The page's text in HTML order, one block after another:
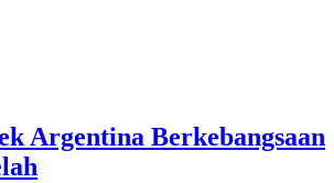
Argentina Berkebangsaan